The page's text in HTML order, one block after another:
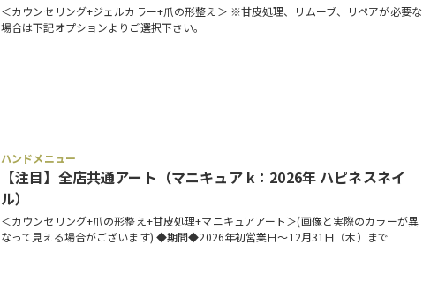
＜カウンセリング+ジェルカラー+爪の形整え＞ ※甘皮処理、リムーブ、リペアが必要な
場合は下記オプションよりご選択下さい。
ハンドメニュー
【注目】全店共通アート（マニキュア k：2026年 ハピネスネイ
ル）
＜カウンセリング+爪の形整え+甘皮処理+マニキュアアート＞(画像と実際のカラーが異
なって見える場合がございます) ◆期間◆2026年初営業日～12月31日（木）まで